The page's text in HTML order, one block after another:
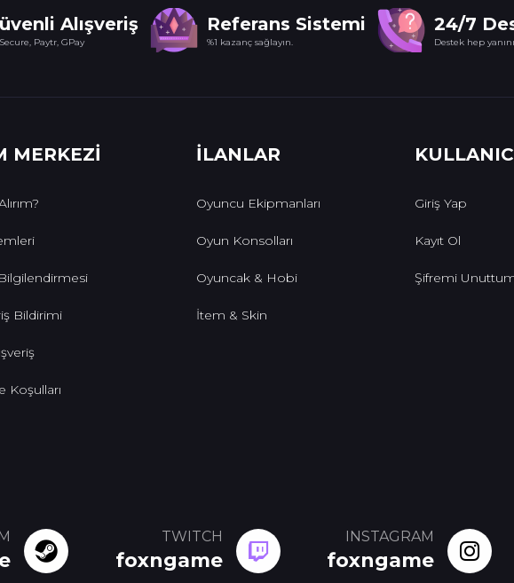
Alışveriş
Paytr, GPay
Referans Sistemi
%1 kazanç sağlayın.
24/7
Destek hep
MERKEZİ
Bildirimi
Koşulları
İLANLAR
Oyuncu Ekipmanları
Oyun Konsolları
Oyuncak & Hobi
İtem & Skin
Giriş Yap
Kayıt Ol
Şifremi
TWITCH
foxngame
INSTAGRAM
foxngame